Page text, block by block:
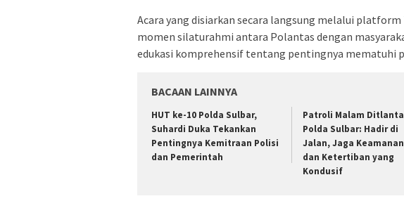
Acara yang disiarkan secara langsung melalui platform
momen silaturahmi antara Polantas dengan
edukasi komprehensif tentang pentingnya mematuhi
BACAAN LAINNYA
HUT ke-10 Polda Sulbar,
Suhardi Duka Tekankan
Pentingnya Kemitraan Polisi
dan Pemerintah
Patroli Malam
Polda Sulbar: Hadir di
Jalan, Jaga Keamanan
dan Ketertiban yang
Kondusif